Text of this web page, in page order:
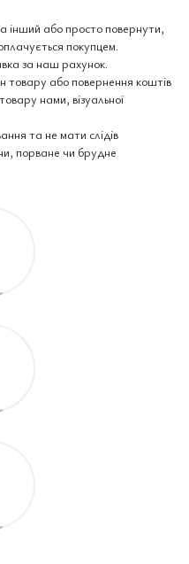
інший або просто повернути,
покупцем.
за наш рахунок.
товару або повернення коштів
нами, візуальної
та не мати слідів
порване чи брудне